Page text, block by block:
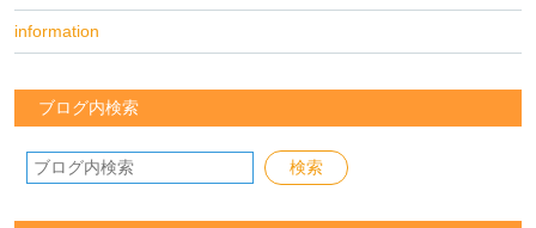
information
ブログ内検索